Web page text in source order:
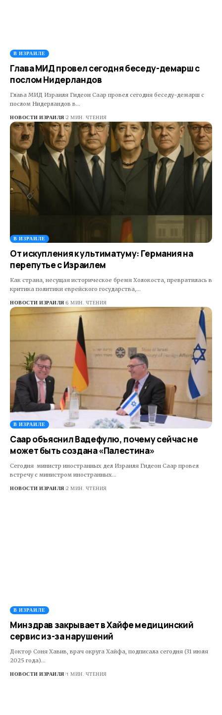
В ИЗРАИЛЕ
Глава МИД провел сегодня беседу-демарш с
послом Нидерландов
Глава МИД Израиля Гидеон Саар провел сегодня беседу-демарш с
послом Нидерландов в…
НОВОСТИ ИЗРАИЛЯ 2 МИН. ЧТЕНИЯ
В ИЗРАИЛЕ
От искупления к ультиматуму: Германия на
перепутье с Израилем
Как страна, несущая историческое бремя Холокоста, превратилась в
критика политики еврейского государства,…
НОВОСТИ ИЗРАИЛЯ 6 МИН. ЧТЕНИЯ
В ИЗРАИЛЕ
Саар объяснил Вадефулю, почему сейчас не
может быть создана «Палестина»
Сегодня министр иностранных дел Израиля Гидеон Саар провел
встречу с министром иностранных…
НОВОСТИ ИЗРАИЛЯ 2 МИН. ЧТЕНИЯ
В ИЗРАИЛЕ
Минздрав закрывает в Хайфе медицинский
сервис из-за нарушений
Доктор Соня Хавив, врач округа Хайфа, подписала сегодня (31 июля
2025 года)…
НОВОСТИ ИЗРАИЛЯ 1 МИН. ЧТЕНИЯ